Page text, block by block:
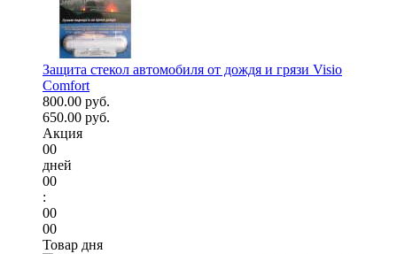
Защита стекол автомобиля от дождя и грязи Visio
Comfort
800.00 руб.
650.00 руб.
Акция
00
дней
00
:
00
00
Товар дня